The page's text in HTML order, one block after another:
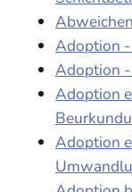
Adoption
Adoption
Adoption
Adoption